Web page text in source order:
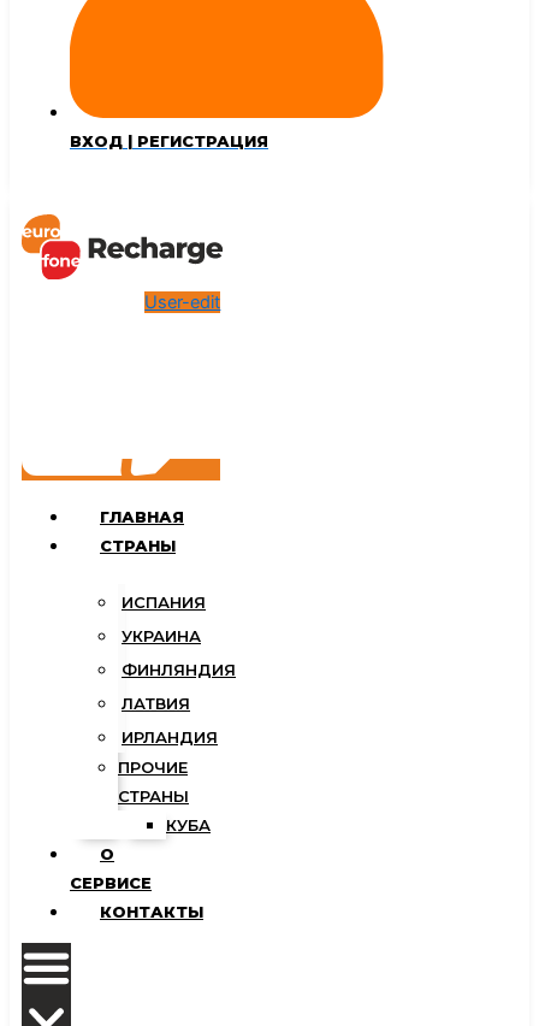
ВХОД | РЕГИСТРАЦИЯ
User-edit
ГЛАВНАЯ
СТРАНЫ
ИСПАНИЯ
УКРАИНА
ФИНЛЯНДИЯ
ЛАТВИЯ
ИРЛАНДИЯ
ПРОЧИЕ
СТРАНЫ
КУБА
О
СЕРВИСЕ
КОНТАКТЫ